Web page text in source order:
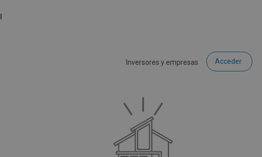
Inversores y empresas Acceder